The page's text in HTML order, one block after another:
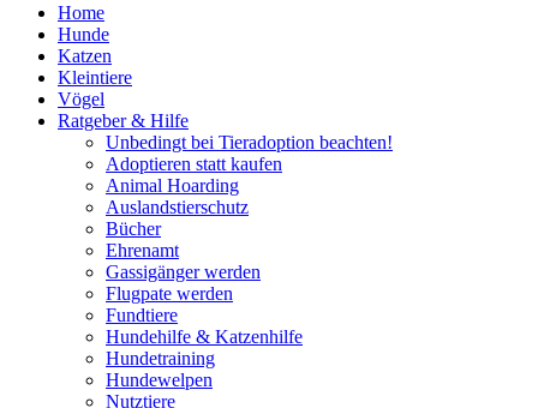
Home
Hunde
Katzen
Kleintiere
Vögel
Ratgeber & Hilfe
Unbedingt bei Tieradoption beachten!
Adoptieren statt kaufen
Animal Hoarding
Auslandstierschutz
Bücher
Ehrenamt
Gassigänger werden
Flugpate werden
Fundtiere
Hundehilfe & Katzenhilfe
Hundetraining
Hundewelpen
Nutztiere